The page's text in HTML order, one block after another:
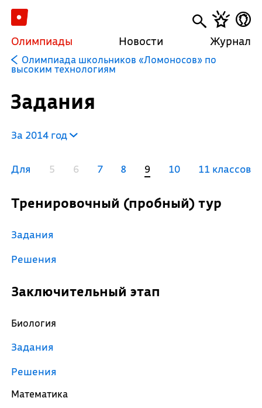
Олимпиады Новости Журнал
Олимпиада школьников «Ломоносов» по
высоким технологиям
Задания
За 2014 год
Для 5 6 7 8 9 10 11 классов
Тренировочный (пробный) тур
Задания
Решения
Заключительный этап
Биология
Задания
Решения
Математика